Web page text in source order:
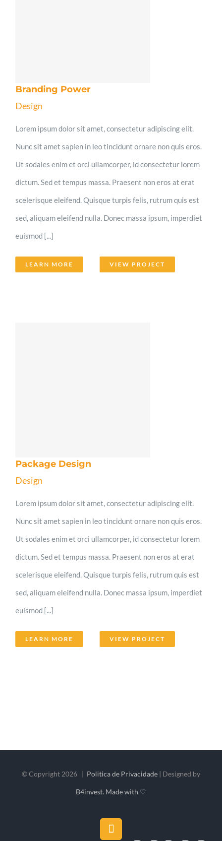
Branding Power
Design
Lorem ipsum dolor sit amet, consectetur adipiscing elit.
Nunc sit amet sapien in leo tincidunt ornare non quis eros.
Ut sodales enim et orci ullamcorper, id consectetur lorem
dictum. Sed et tempus massa. Praesent non eros at erat
scelerisque eleifend. Quisque turpis felis, rutrum quis est
sed, aliquam eleifend nulla. Donec massa ipsum, imperdiet
euismod [...]
LEARN MORE VIEW PROJECT
Package Design
Design
Lorem ipsum dolor sit amet, consectetur adipiscing elit.
Nunc sit amet sapien in leo tincidunt ornare non quis eros.
Ut sodales enim et orci ullamcorper, id consectetur lorem
dictum. Sed et tempus massa. Praesent non eros at erat
scelerisque eleifend. Quisque turpis felis, rutrum quis est
sed, aliquam eleifend nulla. Donec massa ipsum, imperdiet
euismod [...]
LEARN MORE VIEW PROJECT
© Copyright 2026 | Politica de Privacidade | Designed by
B4invest. Made with ♡
Facebook